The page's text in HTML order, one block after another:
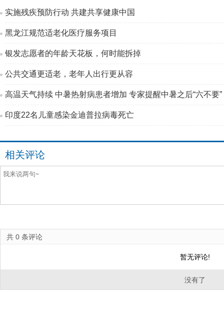
实施残疾预防行动 共建共享健康中国
黑龙江规范适老化医疗服务项目
银发志愿者的年龄天花板，何时能拆掉
公共交通更适老，老年人出行更从容
高温天气持续 中暑热射病患者增加 专家提醒中暑之后“六不要”
印度22名儿童感染金迪普拉病毒死亡
相关评论
共 0 条评论
暂无评论!
没有了